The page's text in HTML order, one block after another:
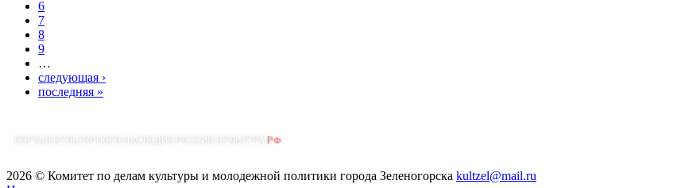
6
7
8
9
…
следующая ›
последняя »
2026 © Комитет по делам культуры и молодежной политики города Зеленогорска kultzel@mail.ru